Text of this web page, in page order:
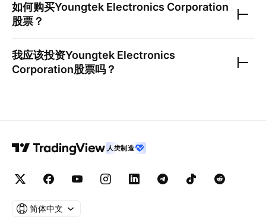
如何购买Youngtek Electronics Corporation
股票？
我应该投资Youngtek Electronics
Corporation股票吗？
人类制造
简体中文